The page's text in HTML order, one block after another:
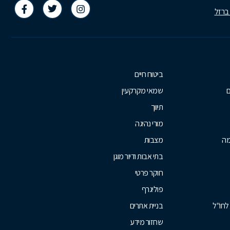
לחו"ל
ביטוח חיים
שמאי מקרקעין
תיווך
מורי נהיגה
מצבות
בתי אבות ודיור מוגן
חוקר פרטי
פוליגרף
בניית אתרים
שחזור מידע